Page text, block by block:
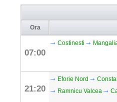
Ora
07:00
Costinesti
21:20
Eforie Nord
Ramnicu Valcea